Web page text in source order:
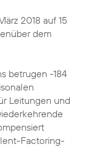
2018 auf 15
dem
betrugen -184
Leitungen und
Factoring-